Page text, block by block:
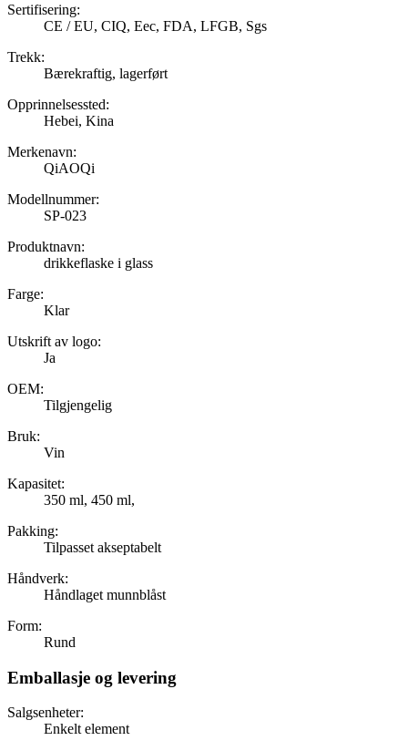
Sertifisering:
CE / EU, CIQ, Eec, FDA, LFGB, Sgs
Trekk:
Bærekraftig, lagerført
Opprinnelsessted:
Hebei, Kina
Merkenavn:
QiAOQi
Modellnummer:
SP-023
Produktnavn:
drikkeflaske i glass
Farge:
Klar
Utskrift av logo:
Ja
OEM:
Tilgjengelig
Bruk:
Vin
Kapasitet:
350 ml, 450 ml,
Pakking:
Tilpasset akseptabelt
Håndverk:
Håndlaget munnblåst
Form:
Rund
Emballasje og levering
Salgsenheter:
Enkelt element